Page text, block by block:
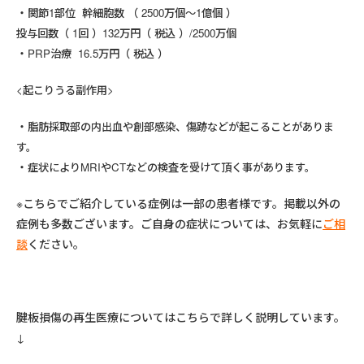
関節1部位 幹細胞数 （ 2500万個～1億個 ）
投与回数（ 1回 ）132万円（ 税込 ）/2500万個
PRP治療 16.5万円（ 税込 ）
<起こりうる副作用>
脂肪採取部の内出血や創部感染、傷跡などが起こることがありま
す。
症状によりMRIやCTなどの検査を受けて頂く事があります。
※こちらでご紹介している症例は一部の患者様です。掲載以外の
症例も多数ございます。ご自身の症状については、お気軽にご相
談ください。
腱板損傷の再生医療についてはこちらで詳しく説明しています。
↓